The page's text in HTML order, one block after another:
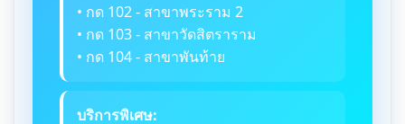
• กด 102 - สาขาพระราม 2
• กด 103 - สาขาวัดสิตราราม
• กด 104 - สาขาพันท้าย
บริการพิเศษ: